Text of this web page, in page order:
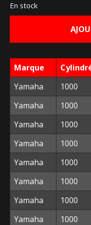
était :
En stock
Marque
Yamaha
1000
Yamaha
1000
Yamaha
1000
Yamaha
1000
Yamaha
1000
Yamaha
1000
Yamaha
1000
Yamaha
1000